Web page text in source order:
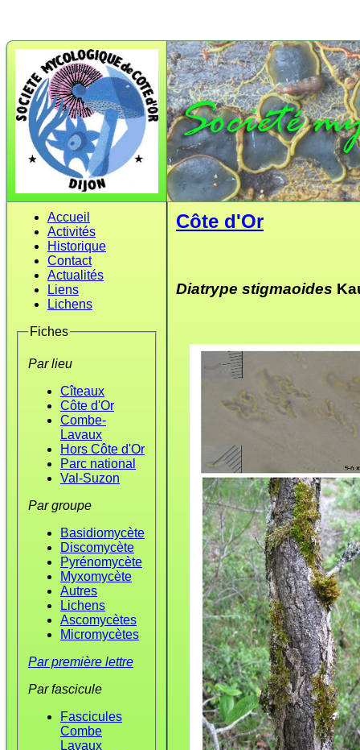
Accueil
Activités
Historique
Contact
Actualités
Liens
Lichens
Fiches
Par lieu
Cîteaux
Côte d'Or
Combe-
Lavaux
Hors Côte d'Or
Parc national
Val-Suzon
Par groupe
Basidiomycète
Discomycète
Pyrénomycète
Myxomycète
Autres
Lichens
Ascomycètes
Micromycètes
Par première lettre
Par fascicule
Fascicules
Combe
Lavaux
Côte d'Or
Diatrype stigmaoides